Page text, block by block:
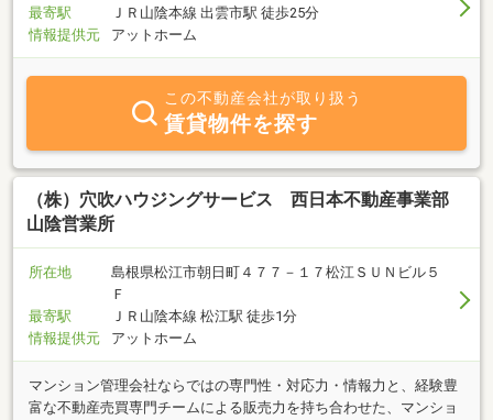
最寄駅
ＪＲ山陰本線 出雲市駅 徒歩25分
情報提供元
アットホーム
この不動産会社が取り扱う
賃貸物件を探す
（株）穴吹ハウジングサービス 西日本不動産事業部
山陰営業所
所在地
島根県松江市朝日町４７７－１７松江ＳＵＮビル５
Ｆ
最寄駅
ＪＲ山陰本線 松江駅 徒歩1分
情報提供元
アットホーム
マンション管理会社ならではの専門性・対応力・情報力と、経験豊
富な不動産売買専門チームによる販売力を持ち合わせた、マンショ